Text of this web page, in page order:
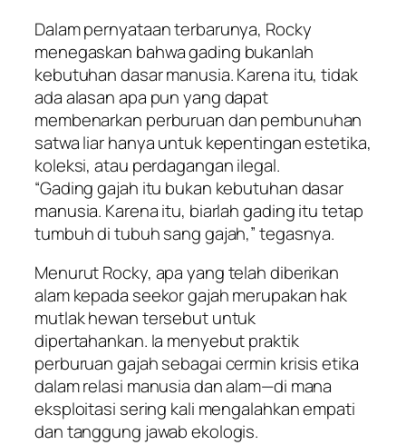
Dalam pernyataan terbarunya, Rocky
menegaskan bahwa gading bukanlah
kebutuhan dasar manusia. Karena itu, tidak
ada alasan apa pun yang dapat
membenarkan perburuan dan pembunuhan
satwa liar hanya untuk kepentingan estetika,
koleksi, atau perdagangan ilegal.
“Gading gajah itu bukan kebutuhan dasar
manusia. Karena itu, biarlah gading itu tetap
tumbuh di tubuh sang gajah,” tegasnya.
Menurut Rocky, apa yang telah diberikan
alam kepada seekor gajah merupakan hak
mutlak hewan tersebut untuk
dipertahankan. Ia menyebut praktik
perburuan gajah sebagai cermin krisis etika
dalam relasi manusia dan alam—di mana
eksploitasi sering kali mengalahkan empati
dan tanggung jawab ekologis.